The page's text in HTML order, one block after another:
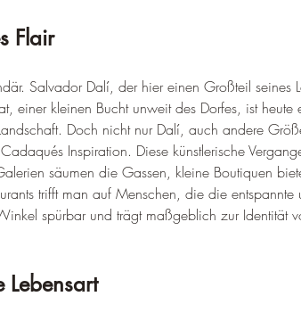
Flair
Salvador Dalí, der hier einen Großteil seines
einer kleinen Bucht unweit des Dorfes, ist
Doch nicht nur Dalí, auch andere
Inspiration. Diese künstlerische
säumen die Gassen, kleine Boutiquen
trifft man auf Menschen, die die entspannte
spürbar und trägt maßgeblich zur Identität
Lebensart